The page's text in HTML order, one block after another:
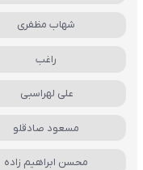
شهاب مظفری
راغب
علی لهراسبی
مسعود صادقلو
محسن ابراهیم زاده